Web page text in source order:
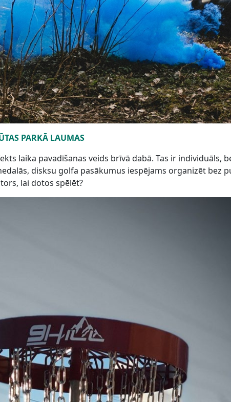
PARKĀ LAUMAS
laika pavadīšanas veids brīvā dabā. Tas ir individuāls,
disksu golfa pasākumus iespējams organizēt bez
lai dotos spēlēt?